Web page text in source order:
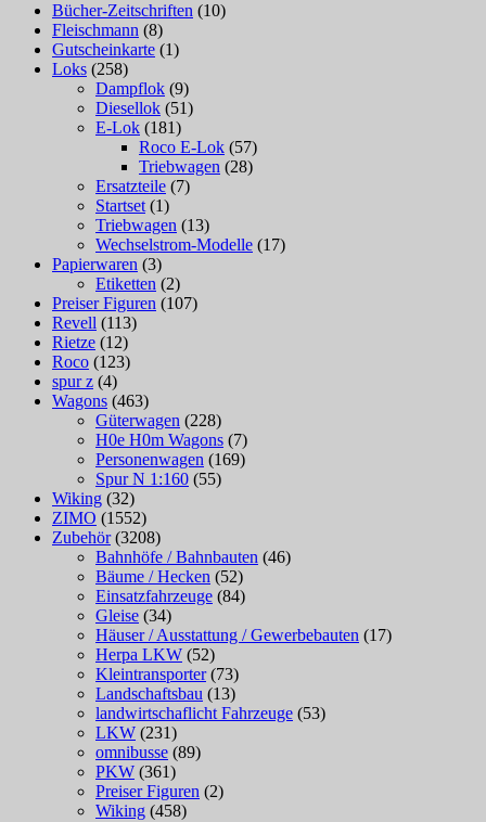
Bücher-Zeitschriften (10)
Fleischmann (8)
Gutscheinkarte (1)
Loks (258)
Dampflok (9)
Diesellok (51)
E-Lok (181)
Roco E-Lok (57)
Triebwagen (28)
Ersatzteile (7)
Startset (1)
Triebwagen (13)
Wechselstrom-Modelle (17)
Papierwaren (3)
Etiketten (2)
Preiser Figuren (107)
Revell (113)
Rietze (12)
Roco (123)
spur z (4)
Wagons (463)
Güterwagen (228)
H0e H0m Wagons (7)
Personenwagen (169)
Spur N 1:160 (55)
Wiking (32)
ZIMO (1552)
Zubehör (3208)
Bahnhöfe / Bahnbauten (46)
Bäume / Hecken (52)
Einsatzfahrzeuge (84)
Gleise (34)
Häuser / Ausstattung / Gewerbebauten (17)
Herpa LKW (52)
Kleintransporter (73)
Landschaftsbau (13)
landwirtschaflicht Fahrzeuge (53)
LKW (231)
omnibusse (89)
PKW (361)
Preiser Figuren (2)
Wiking (458)